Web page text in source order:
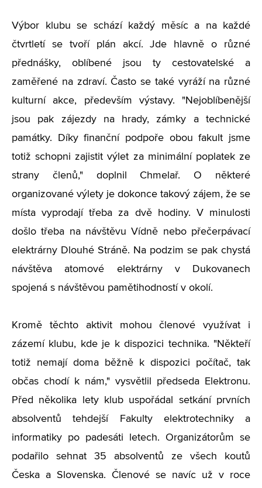
Výbor klubu se schází každý měsíc a na každé
čtvrtletí se tvoří plán akcí. Jde hlavně o různé
přednášky, oblíbené jsou ty cestovatelské a
zaměřené na zdraví. Často se také vyráží na různé
kulturní akce, především výstavy. "Nejoblíbenější
jsou pak zájezdy na hrady, zámky a technické
památky. Díky finanční podpoře obou fakult jsme
totiž schopni zajistit výlet za minimální poplatek ze
strany členů," doplnil Chmelař. O některé
organizované výlety je dokonce takový zájem, že se
místa vyprodají třeba za dvě hodiny. V minulosti
došlo třeba na návštěvu Vídně nebo přečerpávací
elektrárny Dlouhé Stráně. Na podzim se pak chystá
návštěva atomové elektrárny v Dukovanech
spojená s návštěvou pamětihodností v okolí.
Kromě těchto aktivit mohou členové využívat i
zázemí klubu, kde je k dispozici technika. "Někteří
totiž nemají doma běžně k dispozici počítač, tak
občas chodí k nám," vysvětlil předseda Elektronu.
Před několika lety klub uspořádal setkání prvních
absolventů tehdejší Fakulty elektrotechniky a
informatiky po padesáti letech. Organizátorům se
podařilo sehnat 35 absolventů ze všech koutů
Česka a Slovenska. Členové se navíc už v roce